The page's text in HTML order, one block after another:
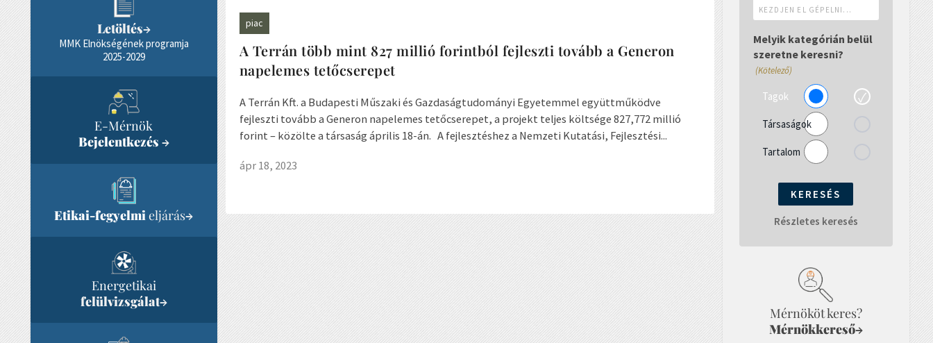
Letöltés→
MMK Elnökségének programja
2025-2029
E-Mérnök
Bejelentkezés →
Etikai-fegyelmieljárás→
Energetikai
felülvizsgálat→
piac
A Terrán több mint 827 millió forintból fejleszti tovább a Generon
napelemes tetőcserepet
A Terrán Kft. a Budapesti Műszaki és Gazdaságtudományi Egyetemmel együttműködve
fejleszti tovább a Generon napelemes tetőcserepet, a projekt teljes költsége 827,772 millió
forint – közölte a társaság április 18-án. A fejlesztéshez a Nemzeti Kutatási, Fejlesztési...
ápr 18, 2023
el
gépelni...
Melyik kategórián belül
szeretne keresni?
(Kötelező)
Tagok
Társaságok
Tartalom
Részletes keresés
Mérnököt keres?
Mérnökkereső→